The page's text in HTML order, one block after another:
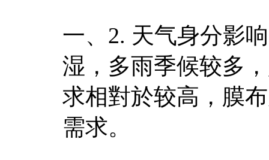
一、2. 天气身分影
湿，多雨季候较多
求相對於较高，膜
需求。